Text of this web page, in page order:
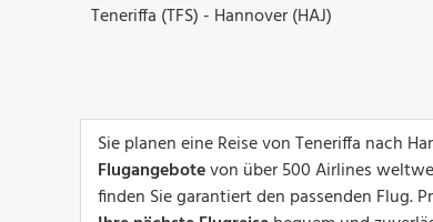
Teneriffa (TFS) - Hannover (HAJ)
Sie planen eine Reise von Teneriffa nach
Flugangebotevon über 500 Airlines
finden Sie garantiert den passenden Flug.